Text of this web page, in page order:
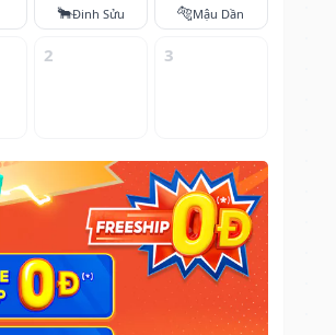
🐂Đinh Sửu 🐅Mậu Dần
2 3